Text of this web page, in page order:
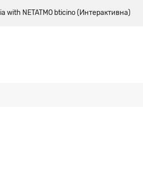
with NETATMO bticino (Интерактивна)